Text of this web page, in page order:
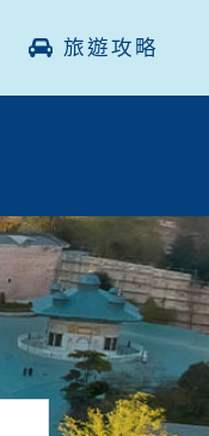
旅遊攻略